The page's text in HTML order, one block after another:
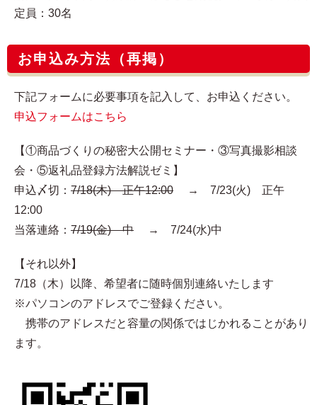
定員：30名
お申込み方法（再掲）
下記フォームに必要事項を記入して、お申込ください。
申込フォームはこちら
【①商品づくりの秘密大公開セミナー・③写真撮影相談
会・⑤返礼品登録方法解説ゼミ】
申込〆切： 7/18(木) 正午12:00 → 7/23(火) 正午
12:00
当落連絡： 7/19(金) 中 → 7/24(水)中
【それ以外】
7/18（木）以降、希望者に随時個別連絡いたします
※パソコンのアドレスでご登録ください。
携帯のアドレスだと容量の関係ではじかれることがあり
ます。